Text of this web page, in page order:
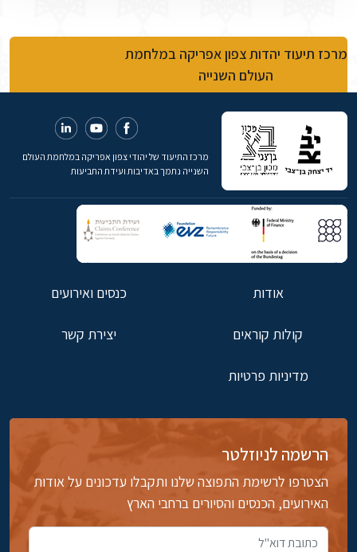
מרכז תיעוד יהדות צפון אפריקה במלחמת
העולם השנייה
מרכז התיעוד של יהודי צפון אפריקה במלחמת העולם
השנייה נתמך באדיבות ועידת התביעות
אודות כנסים ואירועים
קולות קוראים יצירת קשר
מדיניות פרטיות
הרשמה לניוזלטר
הצטרפו לרשימת התפוצה שלנו ותקבלו עדכונים על אודות
האירועים, הכנסים והסיורים ברחבי הארץ